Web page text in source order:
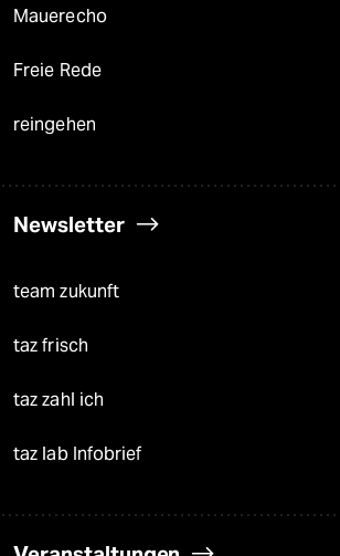
Mauerecho
Freie Rede
reingehen
Newsletter
team zukunft
taz frisch
taz zahl ich
taz lab Infobrief